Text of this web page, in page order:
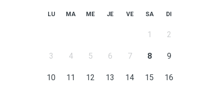
LU MA ME JE VE SA DI
1 2
3 4 5 6 7 8 9
10 11 12 13 14 15 16